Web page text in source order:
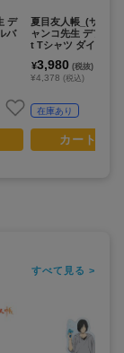
デ
バ
夏目友人帳_(サイズ/
ャンコ先生 デフォ
t Tシャツ ダイダイ
¥3,980 (税抜)
¥4,378 (税込)
在庫あり
カートに
すべて見る >